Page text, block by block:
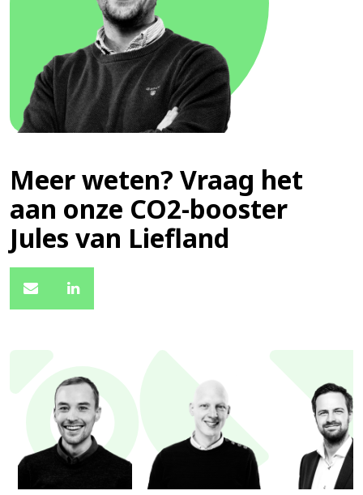
Meer weten? Vraag het
aan onze CO2-booster
Jules van Liefland